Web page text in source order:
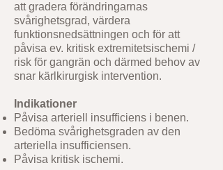
att gradera förändringarnas
svårighetsgrad, värdera
funktionsnedsättningen och för att
påvisa ev. kritisk extremitetsischemi /
risk för gangrän och därmed behov av
snar kärlkirurgisk intervention.
Indikationer
Påvisa arteriell insufficiens i benen.
Bedöma svårighetsgraden av den
arteriella insufficiensen.
Påvisa kritisk ischemi.